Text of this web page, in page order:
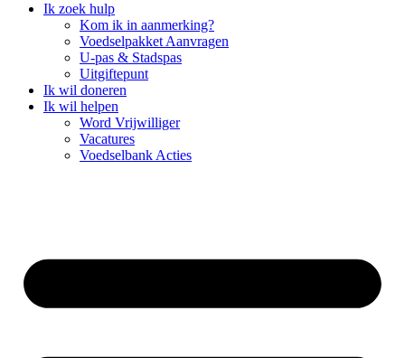
Ik zoek hulp
Kom ik in aanmerking?
Voedselpakket Aanvragen
U-pas & Stadspas
Uitgiftepunt
Ik wil doneren
Ik wil helpen
Word Vrijwilliger
Vacatures
Voedselbank Acties